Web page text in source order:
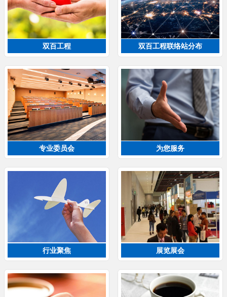
双百工程 双百工程联络站分布
专业委员会 为您服务
行业聚焦 展览展会